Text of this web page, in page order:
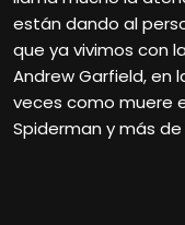
están dando al
que ya vivimos con
Andrew Garfield, en
veces como muere
Spiderman y más